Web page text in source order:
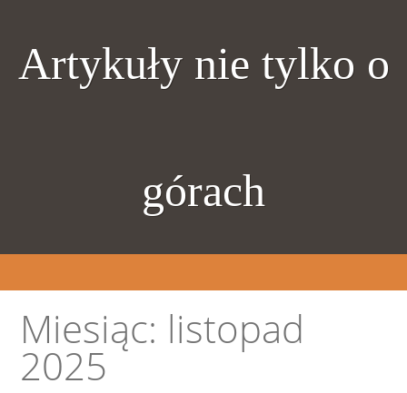
Artykuły nie tylko o
górach
Miesiąc: listopad
2025